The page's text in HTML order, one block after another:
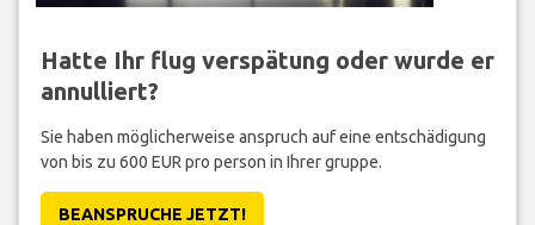
Hatte Ihr flug verspätung oder wurde er
annulliert?
Sie haben möglicherweise anspruch auf eine entschädigung
von bis zu 600 EUR pro person in Ihrer gruppe.
BEANSPRUCHE JETZT!